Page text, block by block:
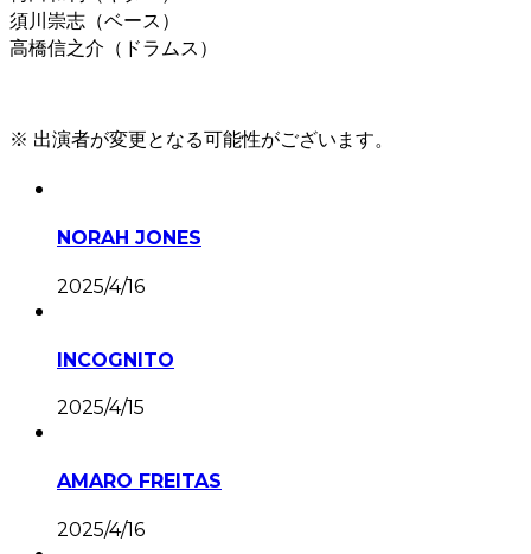
須川崇志（ベース）
高橋信之介（ドラムス）
※ 出演者が変更となる可能性がございます。
NORAH JONES
2025/4/16
INCOGNITO
2025/4/15
AMARO FREITAS
2025/4/16